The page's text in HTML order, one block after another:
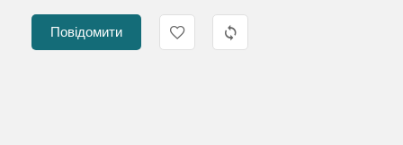
Повідомити